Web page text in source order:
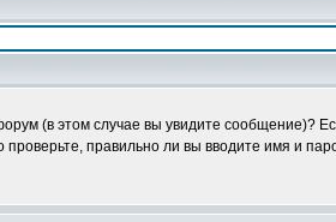
(в этом случае вы увидите сообщение)?
правильно ли вы вводите имя и